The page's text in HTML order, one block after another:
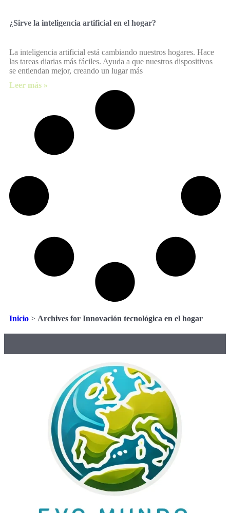
¿Sirve la inteligencia artificial en el hogar?
La inteligencia artificial está cambiando nuestros hogares. Hace
las tareas diarias más fáciles. Ayuda a que nuestros dispositivos
se entiendan mejor, creando un lugar más
Leer más »
Inicio > Archives for Innovación tecnológica en el hogar